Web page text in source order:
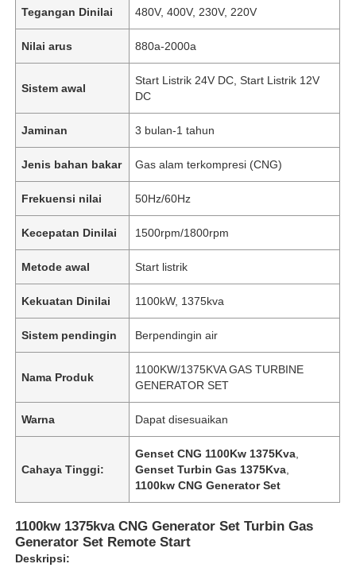
Tegangan Dinilai 480V, 400V, 230V, 220V
Nilai arus 880a-2000a
Sistem awal
Start Listrik 24V DC, Start Listrik 12V
DC
Jaminan 3 bulan-1 tahun
Jenis bahan bakar Gas alam terkompresi (CNG)
Frekuensi nilai 50Hz/60Hz
Kecepatan Dinilai 1500rpm/1800rpm
Metode awal Start listrik
Kekuatan Dinilai 1100kW, 1375kva
Sistem pendingin Berpendingin air
Nama Produk
1100KW/1375KVA GAS TURBINE
GENERATOR SET
Warna Dapat disesuaikan
Cahaya Tinggi:
Genset CNG 1100Kw 1375Kva
Genset Turbin Gas 1375Kva
1100kw CNG Generator Set
1100kw 1375kva CNG Generator Set Turbin Gas
Generator Set Remote Start
Deskripsi: